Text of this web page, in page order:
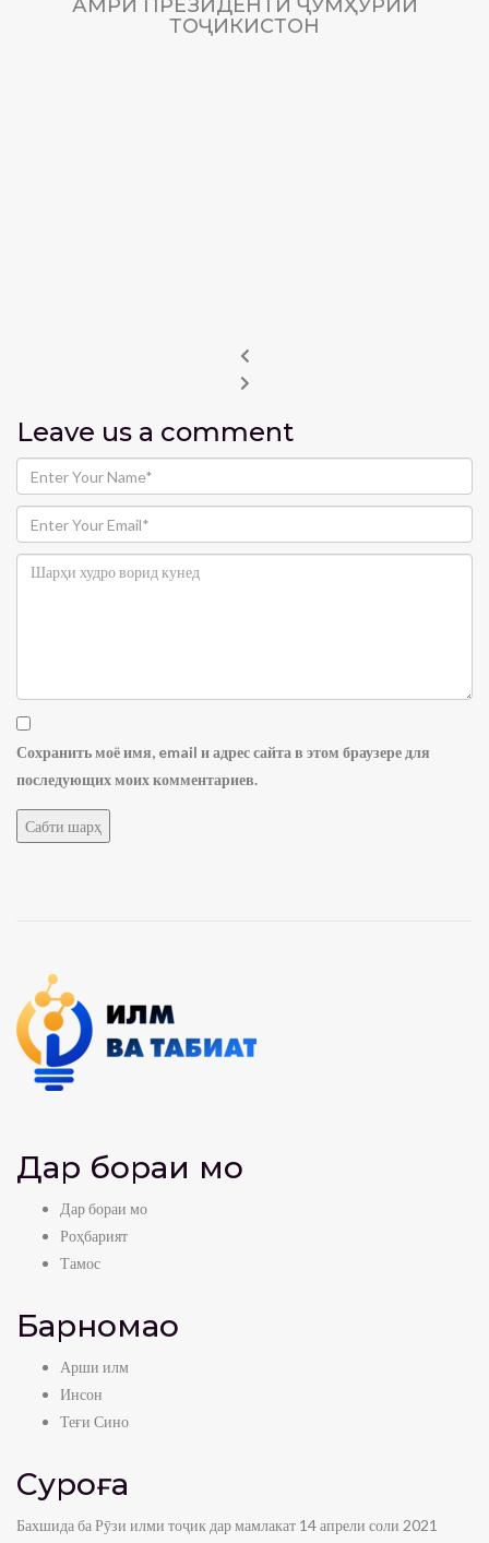
АМРИ ПРЕЗИДЕНТИ ҶУМҲУРИИ
ТОҶИКИСТОН
Leave us a comment
Сохранить моё имя, email и адрес сайта в этом браузере для
последующих моих комментариев.
Дар бораи мо
Дар бораи мо
Роҳбарият
Тамос
Барномаҳо
Арши илм
Инсон
Теғи Сино
Суроға
Бахшида ба Рӯзи илми тоҷик дар мамлакат 14 апрели соли 2021